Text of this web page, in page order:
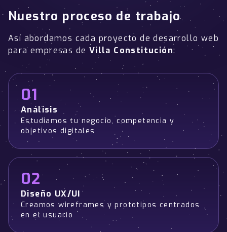
Nuestro proceso de trabajo
Así abordamos cada proyecto de desarrollo web
para empresas de Villa Constitución:
01
Análisis
Estudiamos tu negocio, competencia y
objetivos digitales
02
Diseño UX/UI
Creamos wireframes y prototipos centrados
en el usuario